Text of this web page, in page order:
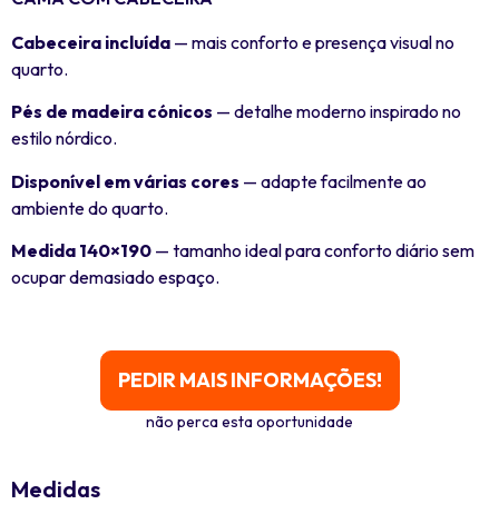
Cabeceira incluída — mais conforto e presença visual no
quarto.
Pés de madeira cónicos — detalhe moderno inspirado no
estilo nórdico.
Disponível em várias cores — adapte facilmente ao
ambiente do quarto.
Medida 140×190 — tamanho ideal para conforto diário sem
ocupar demasiado espaço.
PEDIR MAIS INFORMAÇÕES!
não perca esta oportunidade
Medidas